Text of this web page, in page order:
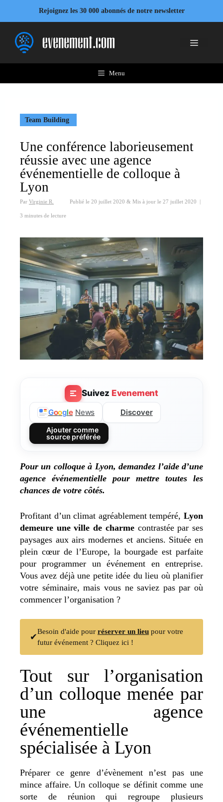
contenu
Rejoignez les 30 000 abonnés de notre newsletter
Menu
Menu
Team Building
Une conférence laborieusement
réussie avec une agence
événementielle de colloque à
Lyon
Par Virginie R. Publié le 20 juillet 2020 & Mis à jour le 27 juillet 2020 |
3 minutes de lecture
Suivez Evenement
Google News Discover
Ajouter comme
source préférée
Pour un colloque à Lyon, demandez l’aide d’une
agence événementielle pour mettre toutes les
chances de votre côtés.
Profitant d’un climat agréablement tempéré, Lyon
demeure une ville de charme contrastée par ses
paysages aux airs modernes et anciens. Située en
plein cœur de l’Europe, la bourgade est parfaite
pour programmer un événement en entreprise.
Vous avez déjà une petite idée du lieu où planifier
votre séminaire, mais vous ne saviez pas par où
commencer l’organisation ?
✔
Besoin d'aide pour réserver un lieu pour votre
futur événement ? Cliquez ici !
Tout sur l’organisation
d’un colloque menée par
une agence
événementielle
spécialisée à Lyon
Préparer ce genre d’évènement n’est pas une
mince affaire. Un colloque se définit comme une
sorte de réunion qui regroupe plusieurs